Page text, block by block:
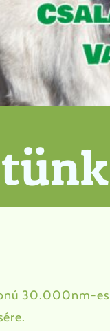
30.000nm-es